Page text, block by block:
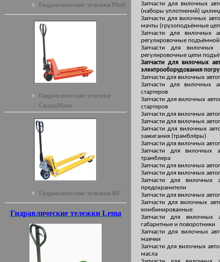
Гидравлические тележки Pfaff
Гидравлические тележки
СкладМаш
Гидравлические тележки BF
Гидравлические тележки Lema
Запчасти для вилочных
(наборы уплотнений)
Запчасти для вилочных
мачты (грузоподъёмные
Запчасти для вилочных
регулировочные
Запчасти для
регулировочные цепи
Запчасти для вилочных
электрооборудования
Запчасти для вилочных
Запчасти для вилочных
стартеров
Запчасти для вилочных
стартеров
Запчасти для вилочных
Запчасти для вилочных
Запчасти для вилочных
зажигания (трамблёры)
Запчасти для вилочных
Запчасти для вилочных
трамблера
Запчасти для вилочных
Запчасти для вилочных
Запчасти для
предохранители
Запчасти для вилочных
Запчасти для вилочных
комбинированные
Запчасти для
габаритные и поворотники
Запчасти для вилочных
маячки
Запчасти для вилочных
масла